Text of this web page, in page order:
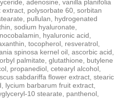
adenosine, vanilla planifolia
extract, polysorbate 60, sorbitan
pullulan, hydrogenated
sodium hyaluronate,
hyaluronic acid,
tocopherol, resveratrol,
spinosa kernel oil, ascorbic acid,
palmitate, glutathione, butylene
propanediol, cetearyl alcohol,
sabdariffa flower extract, stearic
lycium barbarum fruit extract,
10 stearate, panthenol,